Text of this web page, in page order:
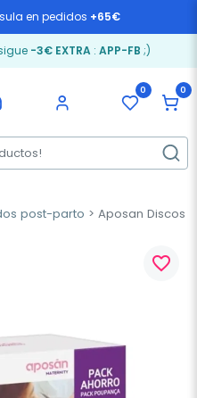
en pedidos +65€
-3€ EXTRA: APP-FB ;)
0 0
post-parto Aposan Discos
favorite_border